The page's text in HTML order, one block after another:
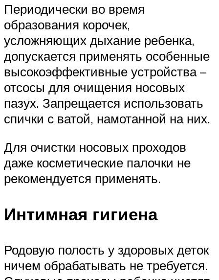
Периодически во время
образования корочек,
усложняющих дыхание ребенка,
допускается применять особенные
высокоэффективные устройства –
отсосы для очищения носовых
пазух. Запрещается использовать
спички с ватой, намотанной на них.
Для очистки носовых проходов
даже косметические палочки не
рекомендуется применять.
Интимная гигиена
Родовую полость у здоровых деток
ничем обрабатывать не требуется.